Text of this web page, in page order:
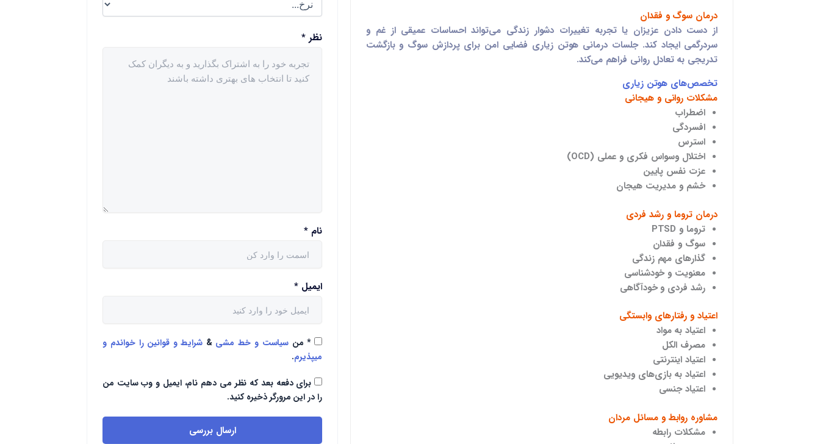
درمان سوگ و فقدان
از دست دادن عزیزان یا تجربه تغییرات دشوار زندگی می‌تواند احساسات عمیقی از غم و
سردرگمی ایجاد کند. جلسات درمانی هوتن زیاری فضایی امن برای پردازش سوگ و بازگشت
تدریجی به تعادل روانی فراهم می‌کند.
تخصص‌های هوتن زیاری
مشکلات روانی و هیجانی
اضطراب
افسردگی
استرس
اختلال وسواس فکری و عملی (OCD)
عزت نفس پایین
خشم و مدیریت هیجان
درمان تروما و رشد فردی
تروما و PTSD
سوگ و فقدان
گذارهای مهم زندگی
معنویت و خودشناسی
رشد فردی و خودآگاهی
اعتیاد و رفتارهای وابستگی
اعتیاد به مواد
مصرف الکل
اعتیاد اینترنتی
اعتیاد به بازی‌های ویدیویی
اعتیاد جنسی
مشاوره روابط و مسائل مردان
مشکلات رابطه
نظر *
نام *
ایمیل *
*من سیاست و خط مشی &شرایط و قوانین را خواندم و
میپذیرم.
برای دفعه بعد که نظر می دهم نام، ایمیل و وب سایت من
را در این مرورگر ذخیره کنید.
ارسال بررسی